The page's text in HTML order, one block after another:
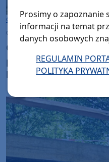
Gmina Brusy
czwartek, 6 sierpnia 2026, 09:01
Gmina Brusy
pastorówki w
kosztuje ponad 1 mln
Prosimy o zapoznanie
informacji na temat
danych osobowych
REGULAMIN
POLITYKA